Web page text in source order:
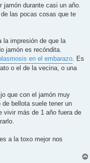
jamón durante casi un año.
las pocas cosas que te
la impresión de que la
jamón es recóndita.
en el embarazo . Es
o el de la vecina, o una
que con el jamón muy
bellota suele tener un
vivir más de 1 año fuera de
a la toxo mejor nos